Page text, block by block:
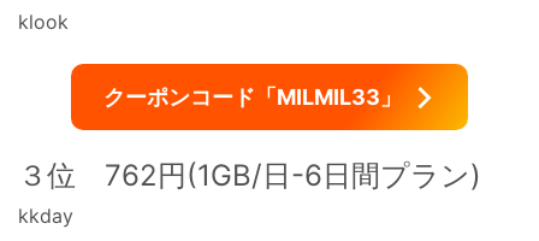
klook
クーポンコード「MILMIL33」
３位 762円(1GB/日-6日間プラン)
kkday